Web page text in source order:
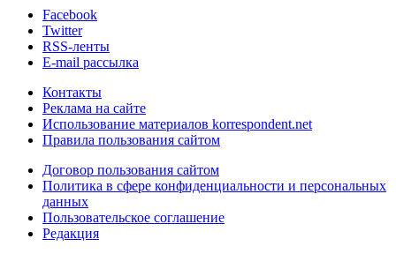
Facebook
Twitter
RSS-ленты
E-mail рассылка
Контакты
Реклама на сайте
Использование материалов korrespondent.net
Правила пользования сайтом
Договор пользования сайтом
Политика в сфере конфиденциальности и персональных
данных
Пользовательское соглашение
Редакция